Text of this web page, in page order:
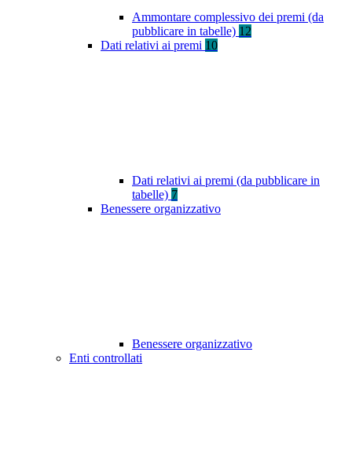
Ammontare complessivo dei premi (da
pubblicare in tabelle) 12
Dati relativi ai premi 10
Dati relativi ai premi (da pubblicare in
tabelle) 7
Benessere organizzativo
Benessere organizzativo
Enti controllati